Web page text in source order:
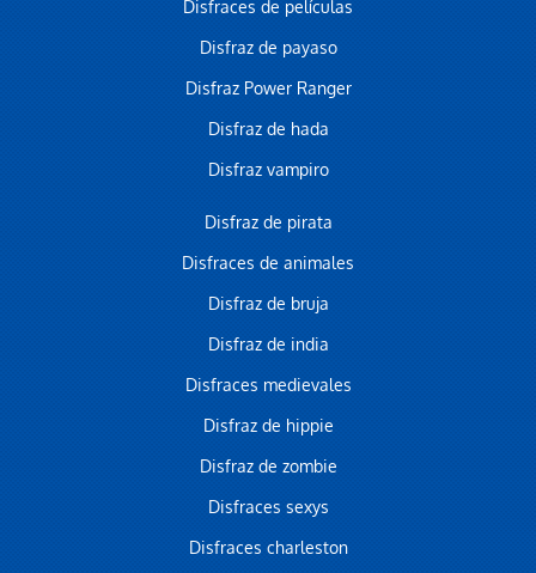
Disfraces de películas
Disfraz de payaso
Disfraz Power Ranger
Disfraz de hada
Disfraz vampiro
Disfraz de pirata
Disfraces de animales
Disfraz de bruja
Disfraz de india
Disfraces medievales
Disfraz de hippie
Disfraz de zombie
Disfraces sexys
Disfraces charleston